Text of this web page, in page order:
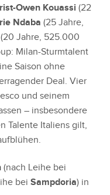
Owen Kouassi (22
Ndaba (25 Jahre,
(20 Jahre, 525.000
Milan-Sturmtalent
Saison ohne
Deal. Vier
und seinem
– insbesondere
Talente Italiens gilt,
(nach Leihe bei
bei Sampdoria) in